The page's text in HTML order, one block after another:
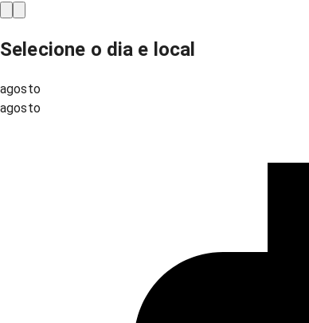
Selecione o dia e local
agosto
agosto